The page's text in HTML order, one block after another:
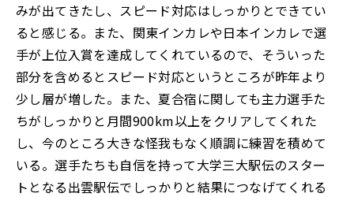
みが出てきたし、スピード対応はしっかりとできてい
ると感じる。また、関東インカレや日本インカレで選
手が上位入賞を達成してくれているので、そういった
部分を含めるとスピード対応というところが昨年より
少し層が増した。また、夏合宿に関しても主力選手た
ちがしっかりと月間900km以上をクリアしてくれた
し、今のところ大きな怪我もなく順調に練習を積めて
いる。選手たちも自信を持って大学三大駅伝のスター
トとなる出雲駅伝でしっかりと結果につなげてくれる